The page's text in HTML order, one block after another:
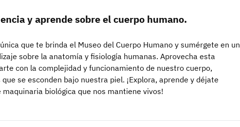
y aprende sobre el cuerpo humano.
que te brinda el Museo del Cuerpo Humano y sumérgete en un
sobre la anatomía y fisiología humanas. Aprovecha esta
con la complejidad y funcionamiento de nuestro cuerpo,
se esconden bajo nuestra piel. ¡Explora, aprende y déjate
biológica que nos mantiene vivos!